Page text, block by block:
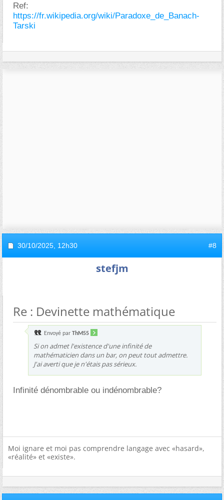
Ref:
https://fr.wikipedia.org/wiki/Paradoxe_de_Banach-
Tarski
30/10/2025, 12h30 #8
stefjm
Re : Devinette mathématique
Envoyé par ThM55
Si on admet l'existence d'une infinité de
mathématicien dans un bar, on peut tout admettre.
J'ai averti que je n'étais pas sérieux.
Infinité dénombrable ou indénombrable?
Moi ignare et moi pas comprendre langage avec «hasard»,
«réalité» et «existe».